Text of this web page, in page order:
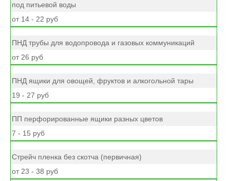
под питьевой воды
от 14 - 22 руб
ПНД трубы для водопровода и газовых коммуникаций
от 26 руб
ПНД ящики для овощей, фруктов и алкогольной тары
19 - 27 руб
ПП перфорированные ящики разных цветов
7 - 15 руб
Стрейч пленка без скотча (первичная)
от 23 - 38 руб